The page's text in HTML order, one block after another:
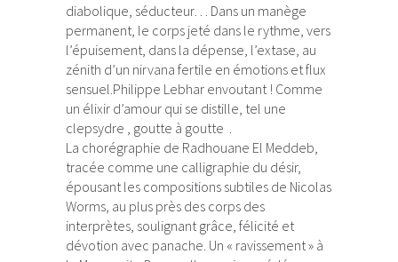
diabolique, séducteur… Dans un manège
permanent, le corps jeté dans le rythme, vers
l’épuisement, dans la dépense, l’extase, au
zénith d’un nirvana fertile en émotions et flux
sensuel.Philippe Lebhar envoutant ! Comme
un élixir d’amour qui se distille, tel une
clepsydre , goutte à goutte .
La chorégraphie de Radhouane El Meddeb,
tracée comme une calligraphie du désir,
épousant les compositions subtiles de Nicolas
Worms, au plus près des corps des
interprètes, soulignant grâce, félicité et
dévotion avec panache. Un « ravissement » à